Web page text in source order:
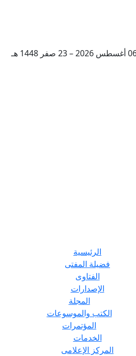
الرئيسية
فضيلة المفتى
الفتاوى
الإصدارات
المجلة
الكتب والموسوعات
المؤتمرات
الخدمات
المركز الإعلامى